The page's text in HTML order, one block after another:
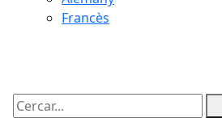
Francès